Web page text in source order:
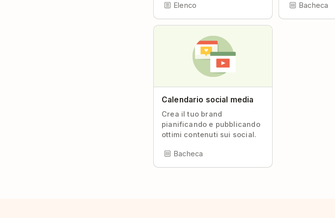
Elenco Bacheca
Calendario social media
Crea il tuo brand
pianificando e pubblicando
ottimi contenuti sui social.
Bacheca